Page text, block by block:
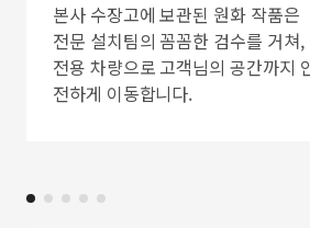
본사 수장고에 보관된 원화 작품은
전문 설치팀의 꼼꼼한 검수를 거쳐,
전용 차량으로 고객님의 공간까지
전하게 이동합니다.